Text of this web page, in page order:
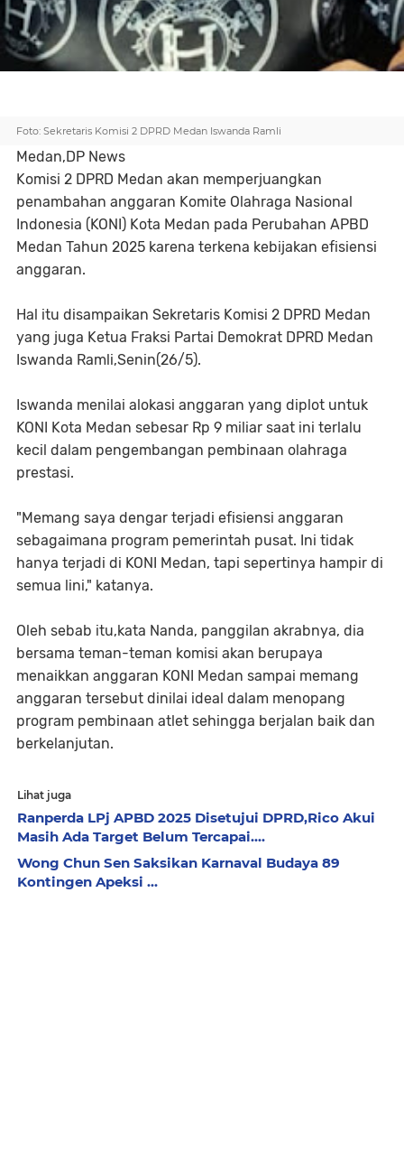
Foto: Sekretaris Komisi 2 DPRD Medan Iswanda Ramli
Medan,DP News
Komisi 2 DPRD Medan akan memperjuangkan
penambahan anggaran Komite Olahraga Nasional
Indonesia (KONI) Kota Medan pada Perubahan APBD
Medan Tahun 2025 karena terkena kebijakan efisiensi
anggaran.
Hal itu disampaikan Sekretaris Komisi 2 DPRD Medan
yang juga Ketua Fraksi Partai Demokrat DPRD Medan
Iswanda Ramli,Senin(26/5).
Iswanda menilai alokasi anggaran yang diplot untuk
KONI Kota Medan sebesar Rp 9 miliar saat ini terlalu
kecil dalam pengembangan pembinaan olahraga
prestasi.
"Memang saya dengar terjadi efisiensi anggaran
sebagaimana program pemerintah pusat. Ini tidak
hanya terjadi di KONI Medan, tapi sepertinya hampir di
semua lini," katanya.
Oleh sebab itu,kata Nanda, panggilan akrabnya, dia
bersama teman-teman komisi akan berupaya
menaikkan anggaran KONI Medan sampai memang
anggaran tersebut dinilai ideal dalam menopang
program pembinaan atlet sehingga berjalan baik dan
berkelanjutan.
Lihat juga
Ranperda LPj APBD 2025 Disetujui DPRD,Rico Akui
Masih Ada Target Belum Tercapai....
Wong Chun Sen Saksikan Karnaval Budaya 89
Kontingen Apeksi ...